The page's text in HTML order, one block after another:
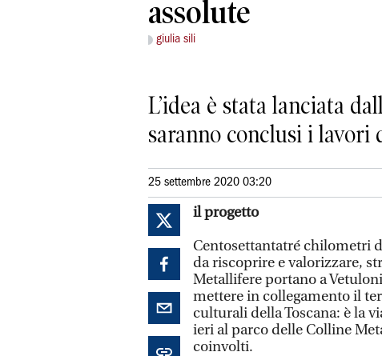
assolute
giulia sili
L’idea è stata lanciata
saranno conclusi i lavori
25 settembre 2020 03:20
il progetto
Centosettantatré chilometri
da riscoprire e valorizzare,
Metallifere portano a
mettere in collegamento il
culturali della Toscana: è la
ieri al parco delle Colline
coinvolti.